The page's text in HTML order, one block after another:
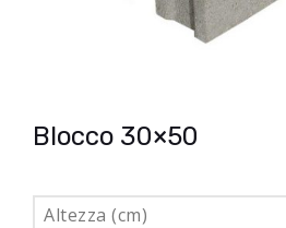
Blocco 30×50
Altezza (cm)